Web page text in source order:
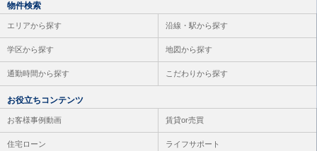
物件検索
エリアから探す 沿線・駅から探す
学区から探す 地図から探す
通勤時間から探す こだわりから探す
お役立ちコンテンツ
お客様事例動画 賃貸or売買
住宅ローン ライフサポート